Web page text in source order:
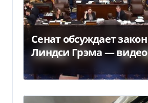
Сенат обсуждает закон
Линдси Грэма — видео